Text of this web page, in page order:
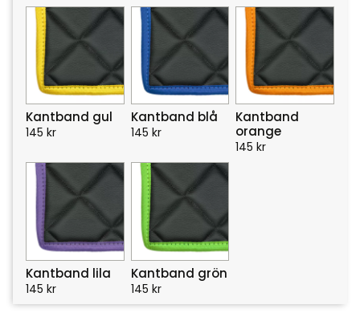
Kantband gul
145 kr
Kantband blå
145 kr
Kantband
orange
145 kr
Kantband lila
145 kr
Kantband grön
145 kr